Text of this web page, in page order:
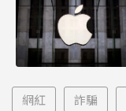
網紅 詐騙